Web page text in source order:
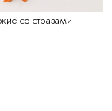
со стразами